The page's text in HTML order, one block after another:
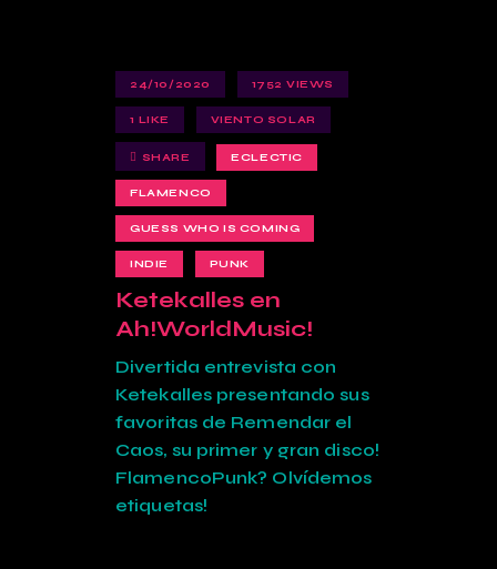
24/10/2020 1752 VIEWS
1 LIKE VIENTO SOLAR
SHARE ECLECTIC
FLAMENCO
GUESS WHO IS COMING
INDIE PUNK
Ketekalles en
Ah!WorldMusic!
Divertida entrevista con
Ketekalles presentando sus
favoritas de Remendar el
Caos, su primer y gran disco!
FlamencoPunk? Olvídemos
etiquetas!